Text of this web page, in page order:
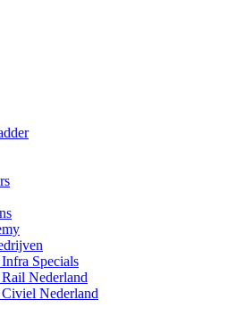
Specials
Nederland
Nederland